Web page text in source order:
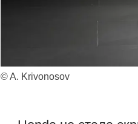
© A. Krivonosov